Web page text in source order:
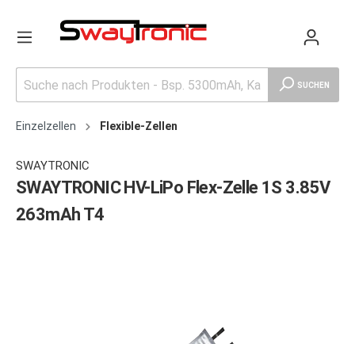
SUCHEN
Einzelzellen Flexible-Zellen
SWAYTRONIC
SWAYTRONIC HV-LiPo Flex-Zelle 1S 3.85V
263mAh T4